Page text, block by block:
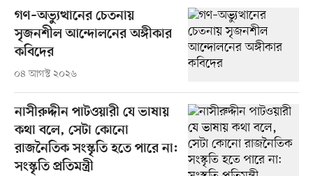
গণ–অভ্যুত্থানের চেতনায়
সৃজনশীল আন্দোলনের অঙ্গীকার
কবিদের
০৪ আগস্ট ২০২৬
নাসীরুদ্দীন পাটওয়ারী যে ভাষায়
কথা বলে, সেটা কোনো
রাজনৈতিক সংস্কৃতি হতে পারে না:
সংস্কৃতি প্রতিমন্ত্রী